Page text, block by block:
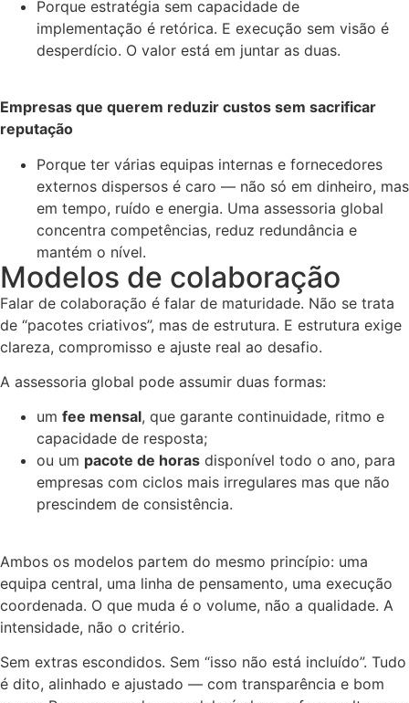
Porque estratégia sem capacidade de
implementação é retórica. E execução sem visão é
desperdício. O valor está em juntar as duas.
Empresas que querem reduzir custos sem sacrificar
reputação
Porque ter várias equipas internas e fornecedores
externos dispersos é caro — não só em dinheiro, mas
em tempo, ruído e energia. Uma assessoria global
concentra competências, reduz redundância e
mantém o nível.
Modelos de colaboração
Falar de colaboração é falar de maturidade. Não se trata
de “pacotes criativos”, mas de estrutura. E estrutura exige
clareza, compromisso e ajuste real ao desafio.
A assessoria global pode assumir duas formas:
um fee mensal, que garante continuidade, ritmo e
capacidade de resposta;
ou um pacote de horas disponível todo o ano, para
empresas com ciclos mais irregulares mas que não
prescindem de consistência.
Ambos os modelos partem do mesmo princípio: uma
equipa central, uma linha de pensamento, uma execução
coordenada. O que muda é o volume, não a qualidade. A
intensidade, não o critério.
Sem extras escondidos. Sem “isso não está incluído”. Tudo
é dito, alinhado e ajustado — com transparência e bom